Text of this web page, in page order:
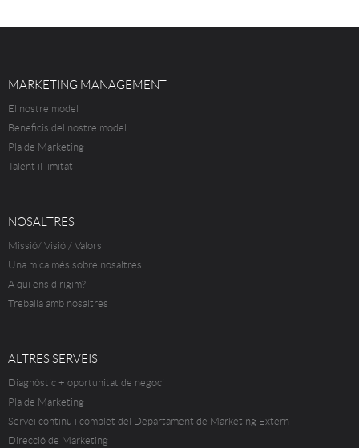
MARKETING MANAGEMENT
El nostre model
Beneficis del nostre model
Pla de Marketing
Talent il·limitat
NOSALTRES
Missió/ Visió / Valors
Una mica més sobre nosaltres
A qui ens dirigim?
Treballa amb nosaltres
ALTRES SERVEIS
Diagnòstic + oportunitat de negoci
Pla de Marketing
Servei continu i complet del Departament de Marketing Extern
Direcció de Marketing